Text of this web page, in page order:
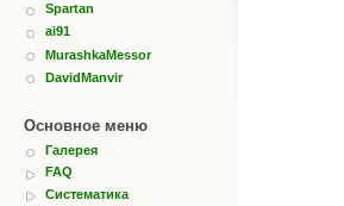
Spartan
ai91
MurashkaMessor
DavidManvir
Основное меню
Галерея
FAQ
Систематика